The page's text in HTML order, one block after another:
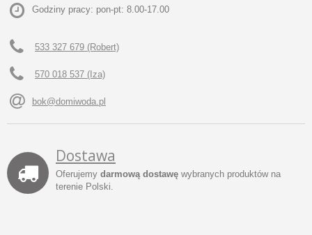
Godziny pracy: pon-pt: 8.00-17.00
533 327 679 (Robert)
570 018 537 (Iza)
bok@domiwoda.pl
Dostawa
Oferujemy darmową dostawę wybranych produktów na
terenie Polski.